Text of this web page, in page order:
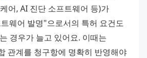
어, AI 진단 소프트웨어 등)가
웨어 발명"으로서의 특허 요건도
경우가 늘고 있어요. 이때는
관계를 청구항에 명확히 반영해야